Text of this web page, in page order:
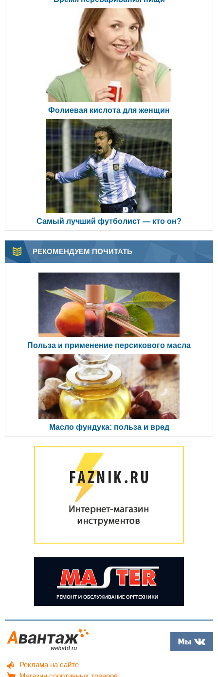
Фолиевая кислота для женщин
Самый лучший футболист — кто он?
РЕКОМЕНДУЕМ ПОЧИТАТЬ
Польза и применение персикового масла
Масло фундука: польза и вред
Реклама на сайте